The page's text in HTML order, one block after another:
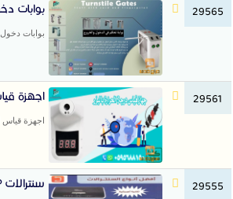
29565 بوابات
بوابات دخول
29561 اجهزة
اجهزة قياس
29555 سنترالات GrandSteam VOIP كول سنت